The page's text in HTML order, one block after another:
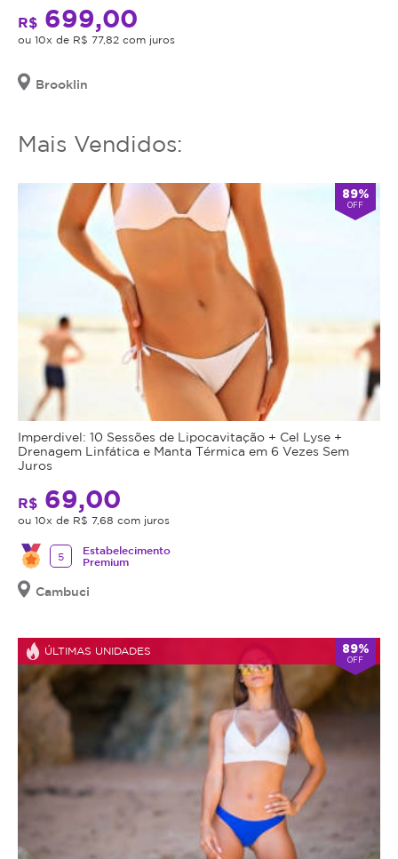
R$ 699,00
ou 10x de R$ 77,82 com juros
Brooklin
Mais Vendidos:
89%
OFF
Imperdivel: 10 Sessões de Lipocavitação + Cel Lyse +
Drenagem Linfática e Manta Térmica em 6 Vezes Sem
Juros
R$ 69,00
ou 10x de R$ 7,68 com juros
5
Estabelecimento
Premium
Cambuci
ÚLTIMAS UNIDADES 89%
OFF